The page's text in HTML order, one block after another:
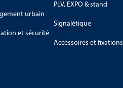
urbain
et sécurité
PLV, EXPO & stand
Signalétique
Accessoires et fixations